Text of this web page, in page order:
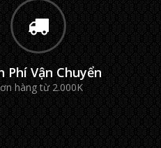
mang lại cảm giác vừa chắc
trọng. Màu đen matte và chi
ảo tạo nên sự sang trọng, phù
ai muốn một thiết bị không chỉ
ảnh mà còn là phụ kiện thời
máy lên, độ dày chỉ khoảng 3,2
Phí Vận Chuyển
hàng từ 2.000K